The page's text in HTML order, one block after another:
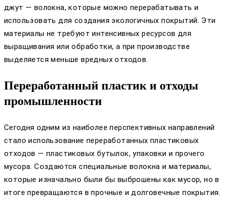
джут — волокна, которые можно перерабатывать и
использовать для создания экологичных покрытий. Эти
материалы не требуют интенсивных ресурсов для
выращивания или обработки, а при производстве
выделяется меньше вредных отходов.
Переработанный пластик и отходы
промышленности
Сегодня одним из наиболее перспективных направлений
стало использование переработанных пластиковых
отходов — пластиковых бутылок, упаковки и прочего
мусора. Создаются специальные волокна и материалы,
которые изначально были бы выброшены как мусор, но в
итоге превращаются в прочные и долговечные покрытия.